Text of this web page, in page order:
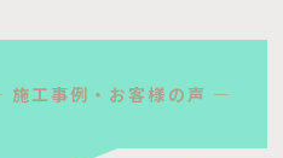
施工事例・お客様の声